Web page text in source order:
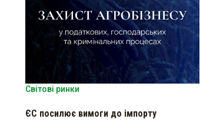
Світові ринки
ЄС посилює вимоги до імпорту